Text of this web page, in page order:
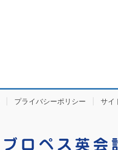
プライバシーポリシー サイ